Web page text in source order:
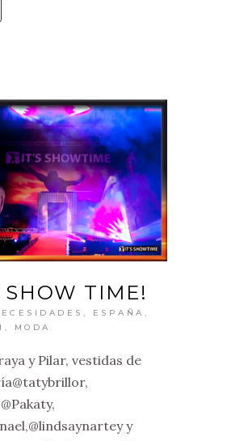
TIME!
ESPAÑA
MODA
y Pilar, vestidas de
y